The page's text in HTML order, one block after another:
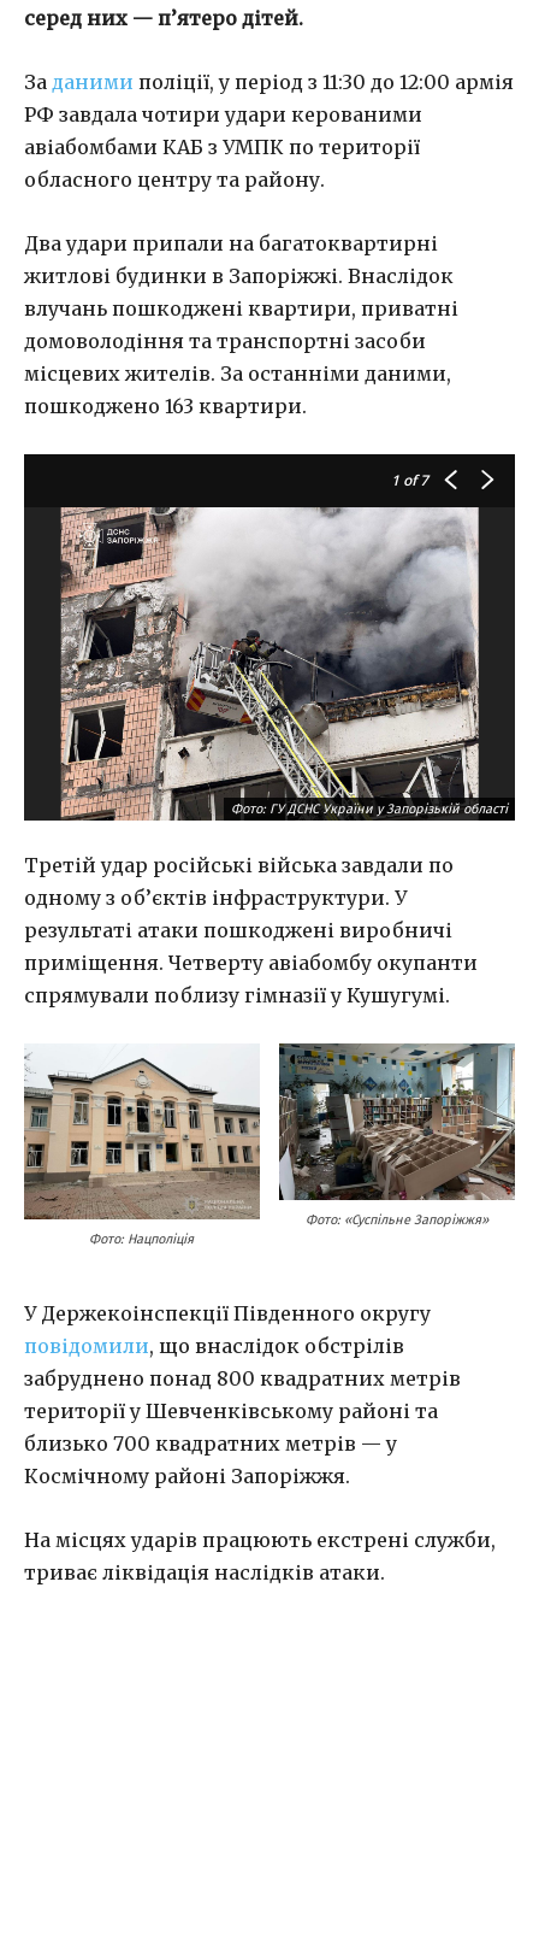
серед них — п’ятеро дітей.
За даними поліції, у період з 11:30 до 12:00 армія
РФ завдала чотири удари керованими
авіабомбами КАБ з УМПК по території
обласного центру та району.
Два удари припали на багатоквартирні
житлові будинки в Запоріжжі. Внаслідок
влучань пошкоджені квартири, приватні
домоволодіння та транспортні засоби
місцевих жителів. За останніми даними,
пошкоджено 163 квартири.
1 of 7
Фото: ГУ ДСНС України у Запорізькій області
Третій удар російські війська завдали по
одному з об’єктів інфраструктури. У
результаті атаки пошкоджені виробничі
приміщення. Четверту авіабомбу окупанти
спрямували поблизу гімназії у Кушугумі.
Фото: Нацполіція
Фото: «Суспільне Запоріжжя»
У Держекоінспекції Південного округу
повідомили, що внаслідок обстрілів
забруднено понад 800 квадратних метрів
території у Шевченківському районі та
близько 700 квадратних метрів — у
Космічному районі Запоріжжя.
На місцях ударів працюють екстрені служби,
триває ліквідація наслідків атаки.